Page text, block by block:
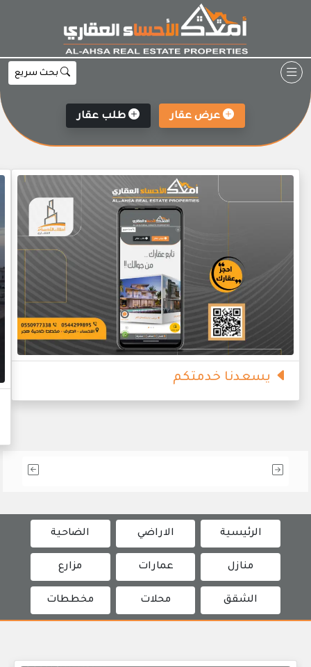
بحث سريع
عرض عقار طلب عقار
يسعدنا خدمتكم
الرئيسية الاراضي الضاحية
منازل عمارات مزارع
الشقق محلات مخططات